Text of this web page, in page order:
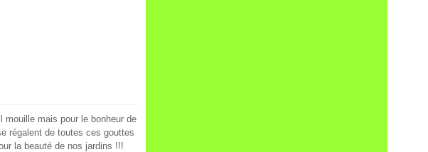
mais pour le bonheur de
régalent de toutes ces gouttes
la beauté de nos jardins !!!